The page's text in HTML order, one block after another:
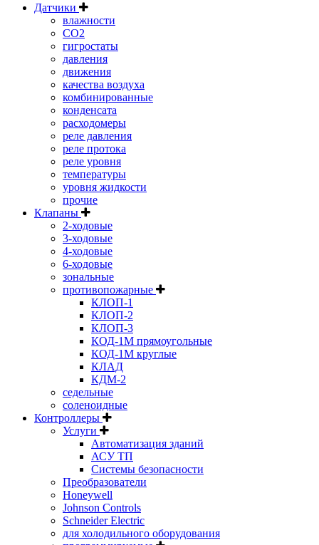
Датчики
влажности
CO2
гигростаты
давления
движения
качества воздуха
комбинированные
конденсата
расходомеры
реле давления
реле протока
реле уровня
температуры
уровня жидкости
прочие
Клапаны
2-ходовые
3-ходовые
4-ходовые
6-ходовые
зональные
противопожарные
КЛОП-1
КЛОП-2
КЛОП-3
КОД-1М прямоугольные
КОД-1М круглые
КЛАД
КДМ-2
седельные
соленоидные
Контроллеры
Услуги
Автоматизация зданий
АСУ ТП
Системы безопасности
Преобразователи
Honeywell
Johnson Controls
Schneider Electric
для холодильного оборудования